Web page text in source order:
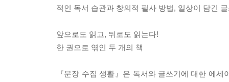
적인 독서 습관과 창의적 필사 방법, 일상이 담긴
앞으로도 읽고, 뒤로도 읽는다!
한 권으로 엮인 두 개의 책
『문장 수집 생활』은 독서와 글쓰기에 대한 에